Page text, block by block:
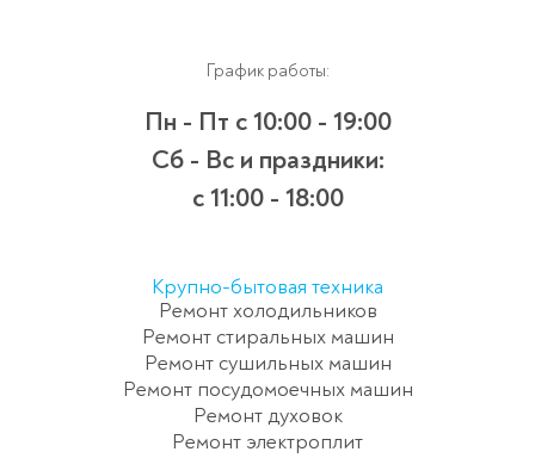
График работы:
Пн - Пт с 10:00 - 19:00
Сб - Вс и праздники:
c 11:00 - 18:00
Крупно-бытовая техника
Ремонт холодильников
Ремонт стиральных машин
Ремонт сушильных машин
Ремонт посудомоечных машин
Ремонт духовок
Ремонт электроплит